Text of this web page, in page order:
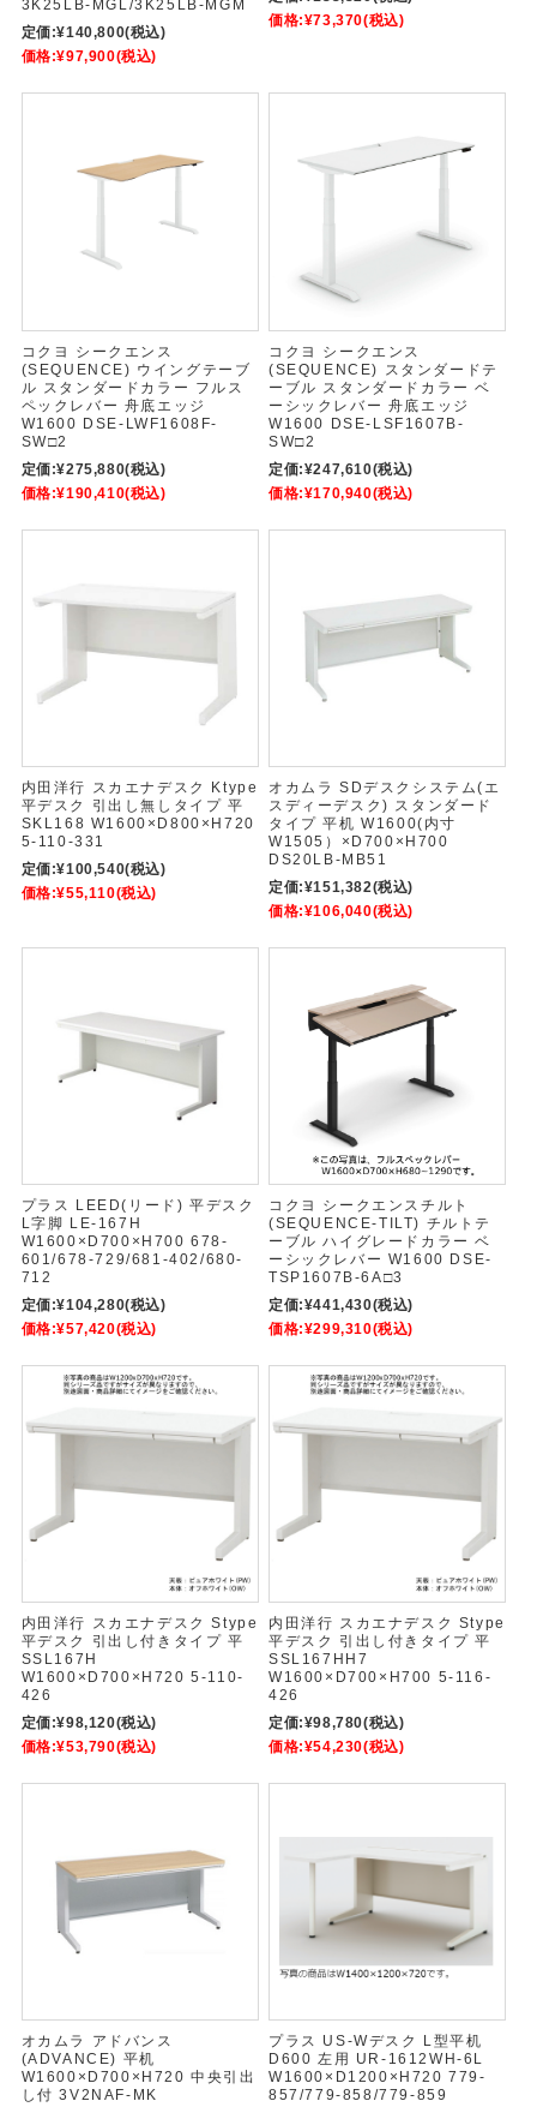
3K25LB-MGL/3K25LB-MGM
定価:¥140,800(税込)
価格:¥97,900(税込)
価格:¥73,370(税込)
コクヨ シークエンス
(SEQUENCE) ウイングテーブ
ル スタンダードカラー フルス
ペックレバー 舟底エッジ
W1600 DSE-LWF1608F-
SW□2
定価:¥275,880(税込)
価格:¥190,410(税込)
コクヨ シークエンス
(SEQUENCE) スタンダードテ
ーブル スタンダードカラー ベ
ーシックレバー 舟底エッジ
W1600 DSE-LSF1607B-
SW□2
定価:¥247,610(税込)
価格:¥170,940(税込)
内田洋行 スカエナデスク Ktype
平デスク 引出し無しタイプ 平
SKL168 W1600×D800×H720
5-110-331
定価:¥100,540(税込)
価格:¥55,110(税込)
オカムラ SDデスクシステム(エ
スディーデスク) スタンダード
タイプ 平机 W1600(内寸
W1505）×D700×H700
DS20LB-MB51
定価:¥151,382(税込)
価格:¥106,040(税込)
プラス LEED(リード) 平デスク
L字脚 LE-167H
W1600×D700×H700 678-
601/678-729/681-402/680-
712
定価:¥104,280(税込)
価格:¥57,420(税込)
コクヨ シークエンスチルト
(SEQUENCE-TILT) チルトテ
ーブル ハイグレードカラー ベ
ーシックレバー W1600 DSE-
TSP1607B-6A□3
定価:¥441,430(税込)
価格:¥299,310(税込)
内田洋行 スカエナデスク Stype
平デスク 引出し付きタイプ 平
SSL167H
W1600×D700×H720 5-110-
426
定価:¥98,120(税込)
価格:¥53,790(税込)
内田洋行 スカエナデスク Stype
平デスク 引出し付きタイプ 平
SSL167HH7
W1600×D700×H700 5-116-
426
定価:¥98,780(税込)
価格:¥54,230(税込)
オカムラ アドバンス
(ADVANCE) 平机
W1600×D700×H720 中央引出
し付 3V2NAF-MK
プラス US-Wデスク L型平机
D600 左用 UR-1612WH-6L
W1600×D1200×H720 779-
857/779-858/779-859